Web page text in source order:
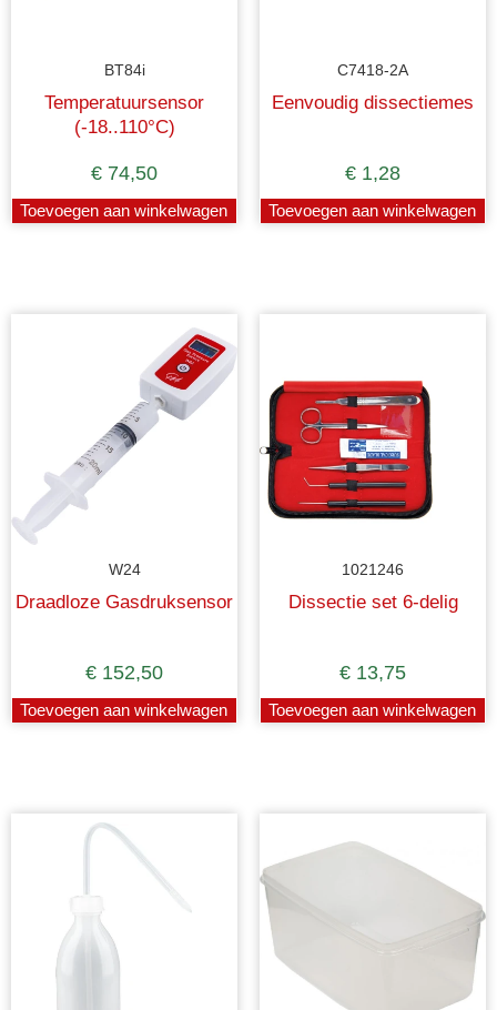
BT84i
Temperatuursensor
(-18..110°C)
€ 74,50
Toevoegen aan winkelwagen
C7418-2A
Eenvoudig dissectiemes
€ 1,28
Toevoegen aan winkelwagen
W24
Draadloze Gasdruksensor
€ 152,50
Toevoegen aan winkelwagen
1021246
Dissectie set 6-delig
€ 13,75
Toevoegen aan winkelwagen